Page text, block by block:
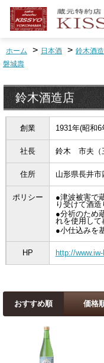
ホーム > 日本酒 > 鈴木酒
磐城壽
鈴木酒造店
創業 1931年(昭和6
社長 鈴木 市夫（
住所 山形県長井市
ポリシー
●津波被害で
り受けて酒造
●分祈のため
れを使用して
●小仕込みを
HP http://
おすすめ順 価格